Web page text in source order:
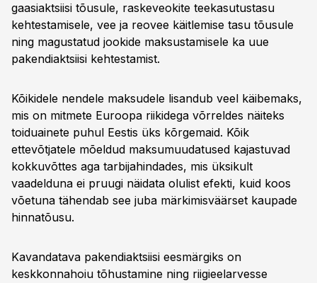
gaasiaktsiisi tõusule, raskeveokite teekasutustasu
kehtestamisele, vee ja reovee käitlemise tasu tõusule
ning magustatud jookide maksustamisele ka uue
pakendiaktsiisi kehtestamist.
Kõikidele nendele maksudele lisandub veel käibemaks,
mis on mitmete Euroopa riikidega võrreldes näiteks
toiduainete puhul Eestis üks kõrgemaid. Kõik
ettevõtjatele mõeldud maksumuudatused kajastuvad
kokkuvõttes aga tarbijahindades, mis üksikult
vaadelduna ei pruugi näidata olulist efekti, kuid koos
võetuna tähendab see juba märkimisväärset kaupade
hinnatõusu.
Kavandatava pakendiaktsiisi eesmärgiks on
keskkonnahoiu tõhustamine ning riigieelarvesse